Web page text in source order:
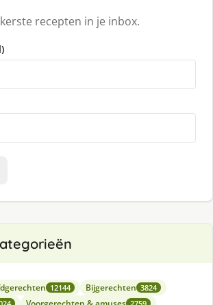
recepten in je inbox.
12144 Bijgerechten 3824